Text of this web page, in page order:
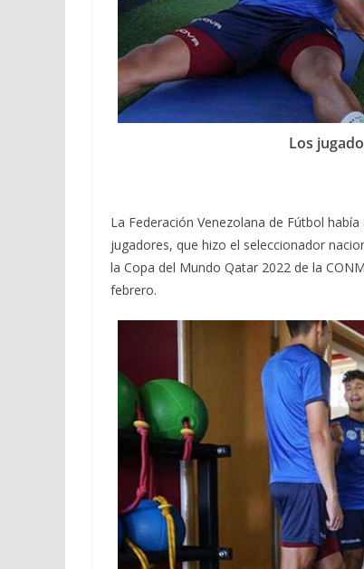
Los
La Federación Venezolana de Fútbol
jugadores, que hizo el seleccionador
la Copa del Mundo Qatar 2022 de la
febrero.